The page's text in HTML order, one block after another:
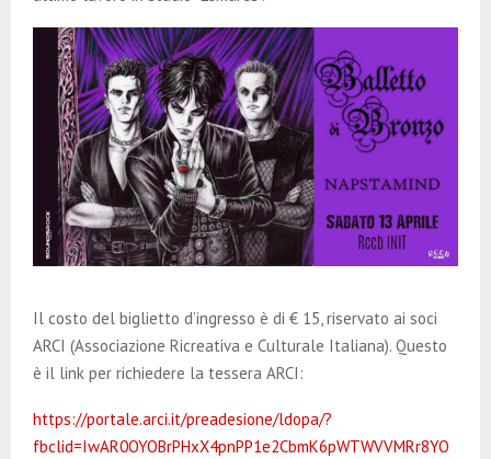
Il costo del biglietto d’ingresso è di € 15, riservato ai soci
ARCI (Associazione Ricreativa e Culturale Italiana). Questo
è il link per richiedere la tessera ARCI:
https://portale.arci.it/preadesione/ldopa/?
fbclid=IwAR0OYOBrPHxX4pnPP1e2CbmK6pWTWVVMRr8YO